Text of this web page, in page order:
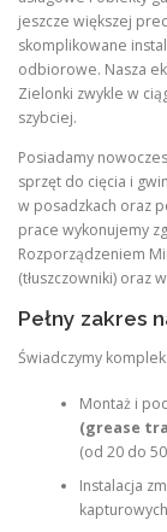
jeszcze większej
skomplikowane
odbiorowe. Nasza
Zielonki zwykle w
szybciej.
Posiadamy
sprzęt do cięcia i
w posadzkach oraz
prace wykonujemy
Rozporządzeniem
(tłuszczowniki) oraz
Pełny zakres
Świadczymy
Montaż i
(grease
(od 20 do
Instalacja